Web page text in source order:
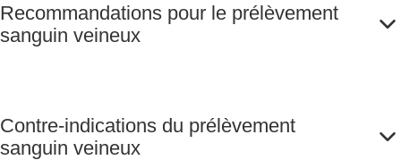
Recommandations pour le prélèvement
sanguin veineux
Contre-indications du prélèvement
sanguin veineux